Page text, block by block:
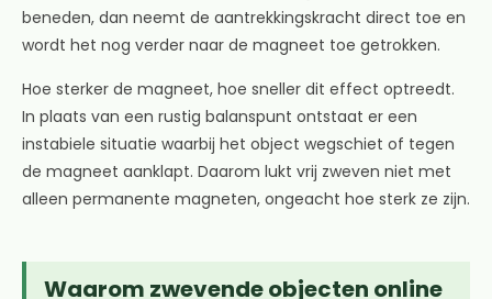
beneden, dan neemt de aantrekkingskracht direct toe en
wordt het nog verder naar de magneet toe getrokken.
Hoe sterker de magneet, hoe sneller dit effect optreedt.
In plaats van een rustig balanspunt ontstaat er een
instabiele situatie waarbij het object wegschiet of tegen
de magneet aanklapt. Daarom lukt vrij zweven niet met
alleen permanente magneten, ongeacht hoe sterk ze zijn.
Waarom zwevende objecten online